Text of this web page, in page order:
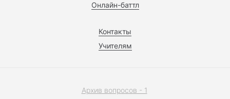
Онлайн-баттл
Контакты
Учителям
Архив вопросов - 1